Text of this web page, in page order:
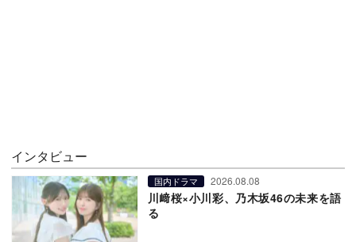
インタビュー
国内ドラマ 2026.08.08
川﨑桜×小川彩、乃木坂46の未来を語
る